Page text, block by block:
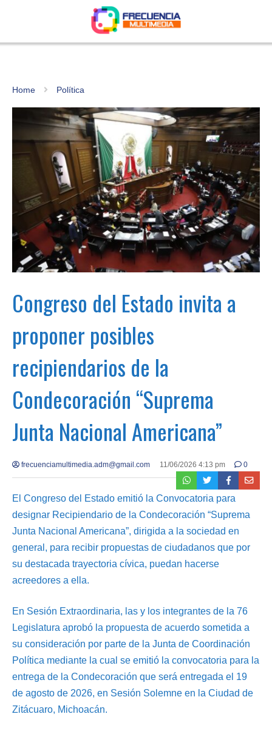
Home Política
Congreso del Estado invita a
proponer posibles
recipiendarios de la
Condecoración “Suprema
Junta Nacional Americana”
frecuenciamultimedia.adm@gmail.com 11/06/2026 4:13 pm 0
El Congreso del Estado emitió la Convocatoria para
designar Recipiendario de la Condecoración “Suprema
Junta Nacional Americana”, dirigida a la sociedad en
general, para recibir propuestas de ciudadanos que por
su destacada trayectoria cívica, puedan hacerse
acreedores a ella.
En Sesión Extraordinaria, las y los integrantes de la 76
Legislatura aprobó la propuesta de acuerdo sometida a
su consideración por parte de la Junta de Coordinación
Política mediante la cual se emitió la convocatoria para la
entrega de la Condecoración que será entregada el 19
de agosto de 2026, en Sesión Solemne en la Ciudad de
Zitácuaro, Michoacán.